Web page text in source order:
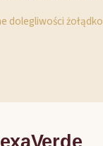
dolegliwości